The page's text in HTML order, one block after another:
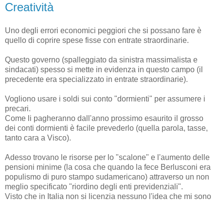
Creatività
Uno degli errori economici peggiori che si possano fare è
quello di coprire spese fisse con entrate straordinarie.
Questo governo (spalleggiato da sinistra massimalista e
sindacati) spesso si mette in evidenza in questo campo (il
precedente era specializzato in entrate straordinarie).
Vogliono usare i soldi sui conto "dormienti" per assumere i
precari.
Come li pagheranno dall'anno prossimo esaurito il grosso
dei conti dormienti è facile prevederlo (quella parola, tasse,
tanto cara a Visco).
Adesso trovano le risorse per lo "scalone" e l'aumento delle
pensioni minime (la cosa che quando la fece Berlusconi era
populismo di puro stampo sudamericano) attraverso un non
meglio specificato "riordino degli enti previdenziali".
Visto che in Italia non si licenzia nessuno l'idea che mi sono